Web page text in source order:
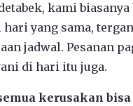
kami
yang sama,
jadwal. Pesanan
di hari itu juga.
kerusakan